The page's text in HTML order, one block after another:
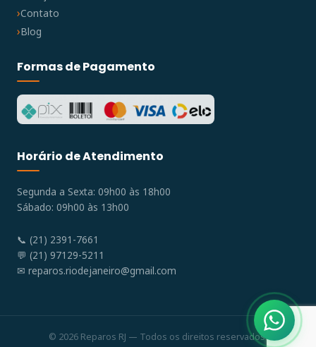
Contato
Blog
Formas de Pagamento
Horário de Atendimento
Segunda a Sexta: 09h00 às 18h00
Sábado: 09h00 às 13h00
📞 (21) 2391-7661
💬 (21) 97129-5211
✉ reparos.riodejaneiro@gmail.com
© 2026 Reparos RJ — Todos os direitos reservados.